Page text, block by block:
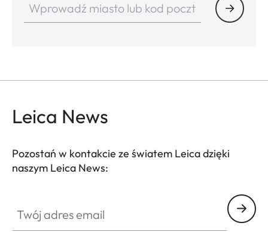
Leica News
Pozostań w kontakcie ze światem Leica dzięki
naszym Leica News: